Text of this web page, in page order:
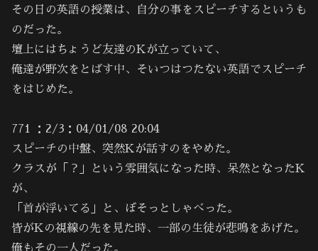
その日の英語の授業は、自分の事をスピーチするというも
のだった。
壇上にはちょうど友達のKが立っていて、
俺達が野次をとばす中、そいつはつたない英語でスピーチ
をはじめた。
771 ：2/3：04/01/08 20:04
スピーチの中盤、突然Kが話すのをやめた。
クラスが「？」という雰囲気になった時、呆然となったK
が、
「首が浮いてる」と、ぼそっとしゃべった。
皆がKの視線の先を見た時、一部の生徒が悲鳴をあげた。
俺もその一人だった。